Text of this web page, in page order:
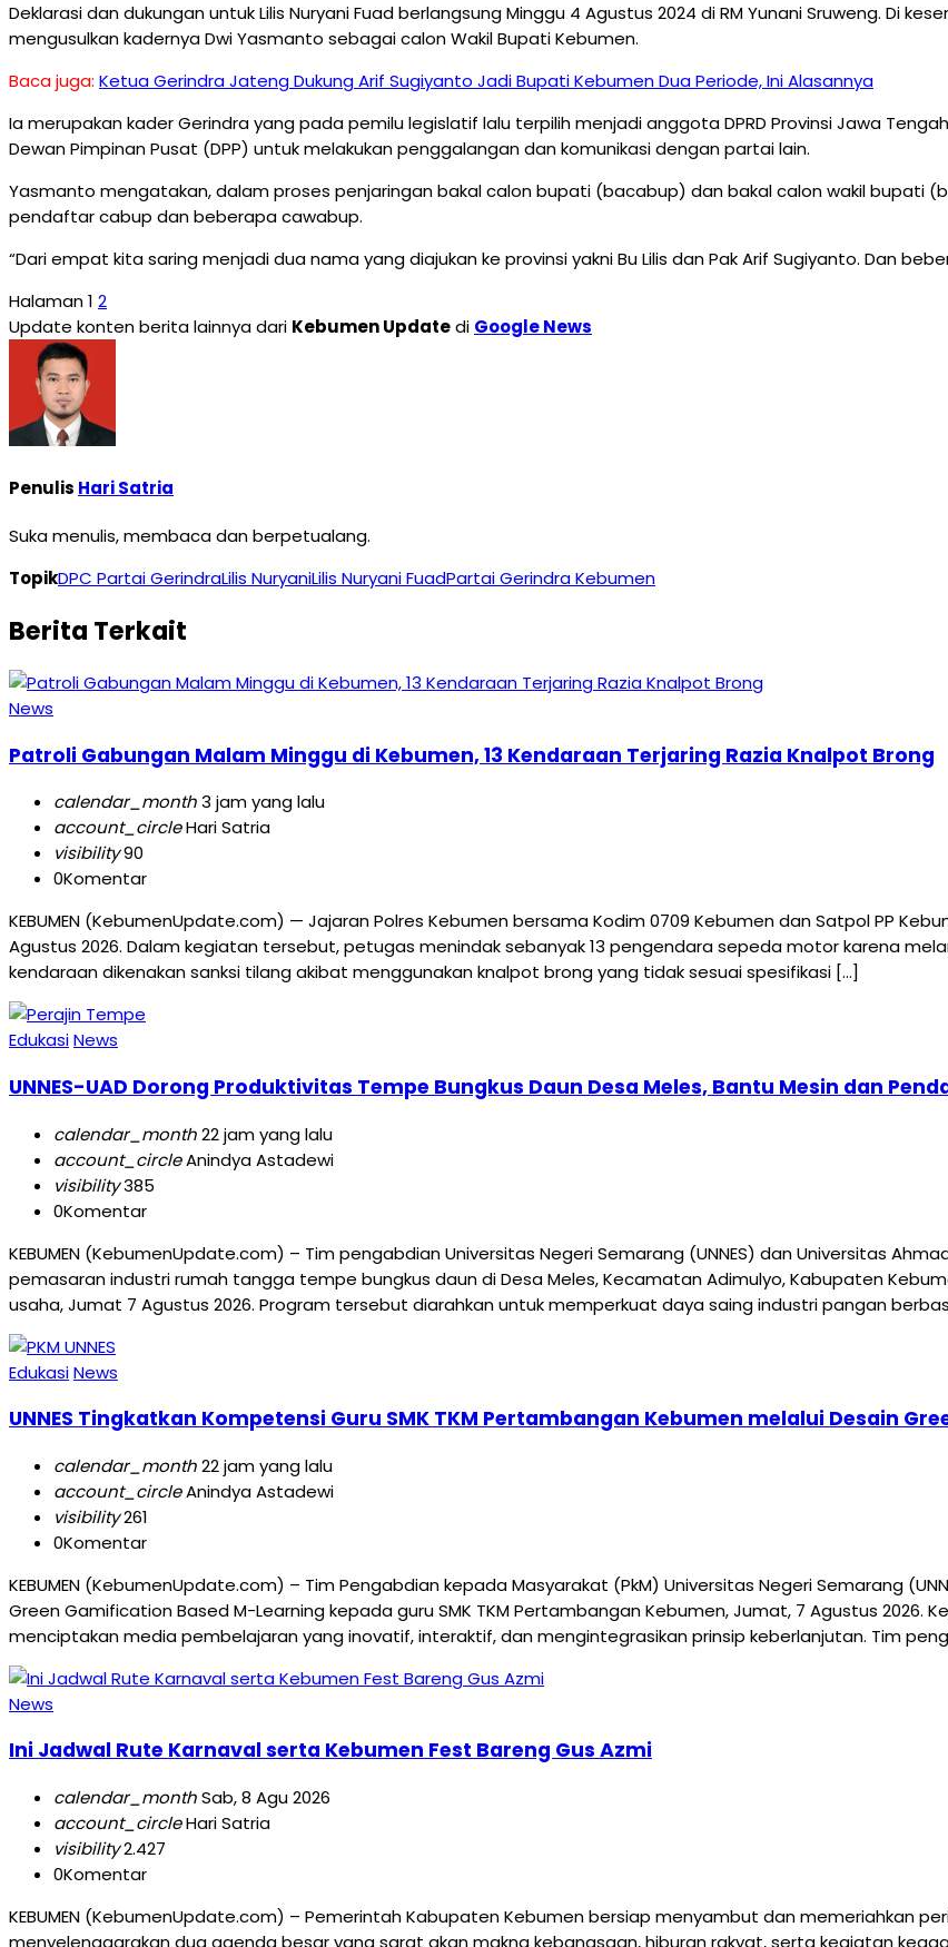
Deklarasi dan dukungan untuk Lilis Nuryani Fuad berlangsung Minggu 4 Agustus 2024 di RM Yunani Sruweng. Di
mengusulkan kadernya Dwi Yasmanto sebagai calon Wakil Bupati Kebumen.
Baca juga: Ketua Gerindra Jateng Dukung Arif Sugiyanto Jadi Bupati Kebumen Dua Periode, Ini Alasannya
Ia merupakan kader Gerindra yang pada pemilu legislatif lalu terpilih menjadi anggota DPRD Provinsi Jawa
Dewan Pimpinan Pusat (DPP) untuk melakukan penggalangan dan komunikasi dengan partai lain.
Yasmanto mengatakan, dalam proses penjaringan bakal calon bupati (bacabup) dan bakal calon wakil bupati
pendaftar cabup dan beberapa cawabup.
“Dari empat kita saring menjadi dua nama yang diajukan ke provinsi yakni Bu Lilis dan Pak Arif Sugiyanto. Dan
Halaman1 2
Update konten berita lainnya dari Kebumen Updatedi Google News
Penulis Hari Satria
Suka menulis, membaca dan berpetualang.
TopikDPC Partai GerindraLilis NuryaniLilis Nuryani FuadPartai Gerindra Kebumen
Berita Terkait
News
Patroli Gabungan Malam Minggu di Kebumen, 13 Kendaraan Terjaring Razia Knalpot Brong
calendar_month3 jam yang lalu
account_circleHari Satria
visibility90
0Komentar
KEBUMEN (KebumenUpdate.com) — Jajaran Polres Kebumen bersama Kodim 0709 Kebumen dan Satpol PP
Agustus 2026. Dalam kegiatan tersebut, petugas menindak sebanyak 13 pengendara sepeda motor karena
kendaraan dikenakan sanksi tilang akibat menggunakan knalpot brong yang tidak sesuai spesifikasi […]
EdukasiNews
UNNES-UAD Dorong Produktivitas Tempe Bungkus Daun Desa Meles, Bantu Mesin dan
calendar_month22 jam yang lalu
account_circleAnindya Astadewi
visibility385
0Komentar
KEBUMEN (KebumenUpdate.com) – Tim pengabdian Universitas Negeri Semarang (UNNES) dan Universitas
pemasaran industri rumah tangga tempe bungkus daun di Desa Meles, Kecamatan Adimulyo, Kabupaten
usaha, Jumat 7 Agustus 2026. Program tersebut diarahkan untuk memperkuat daya saing industri pangan
EdukasiNews
UNNES Tingkatkan Kompetensi Guru SMK TKM Pertambangan Kebumen melalui Desain
calendar_month22 jam yang lalu
account_circleAnindya Astadewi
visibility261
0Komentar
KEBUMEN (KebumenUpdate.com) – Tim Pengabdian kepada Masyarakat (PkM) Universitas Negeri Semarang
Green Gamification Based M-Learning kepada guru SMK TKM Pertambangan Kebumen, Jumat, 7 Agustus
menciptakan media pembelajaran yang inovatif, interaktif, dan mengintegrasikan prinsip keberlanjutan. Tim
News
Ini Jadwal Rute Karnaval serta Kebumen Fest Bareng Gus Azmi
calendar_monthSab, 8 Agu 2026
account_circleHari Satria
visibility2.427
0Komentar
KEBUMEN (KebumenUpdate.com) – Pemerintah Kabupaten Kebumen bersiap menyambut dan memeriahkan
menyelenggarakan dua agenda besar yang sarat akan makna kebangsaan, hiburan rakyat, serta kegiatan